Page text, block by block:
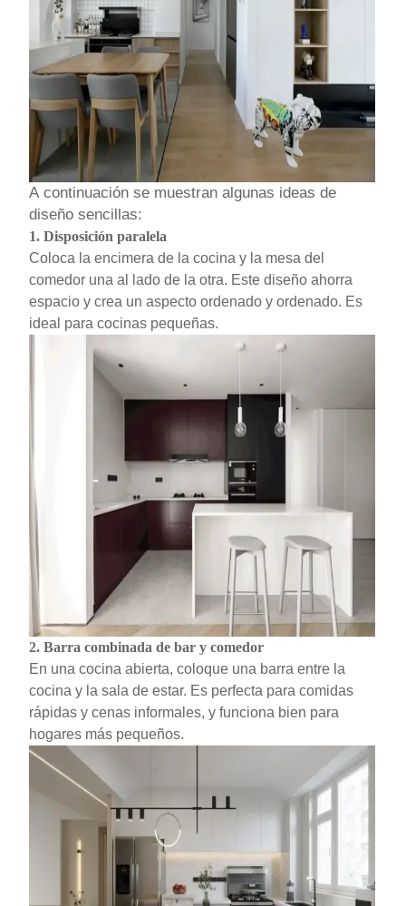
A continuación se muestran algunas ideas de
diseño sencillas:
1. Disposición paralela
Coloca la encimera de la cocina y la mesa del
comedor una al lado de la otra. Este diseño ahorra
espacio y crea un aspecto ordenado y ordenado. Es
ideal para cocinas pequeñas.
2. Barra combinada de bar y comedor
En una cocina abierta, coloque una barra entre la
cocina y la sala de estar. Es perfecta para comidas
rápidas y cenas informales, y funciona bien para
hogares más pequeños.